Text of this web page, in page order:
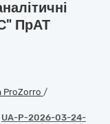
ПрАТ
ProZorro /
UA-P-2026-03-24-